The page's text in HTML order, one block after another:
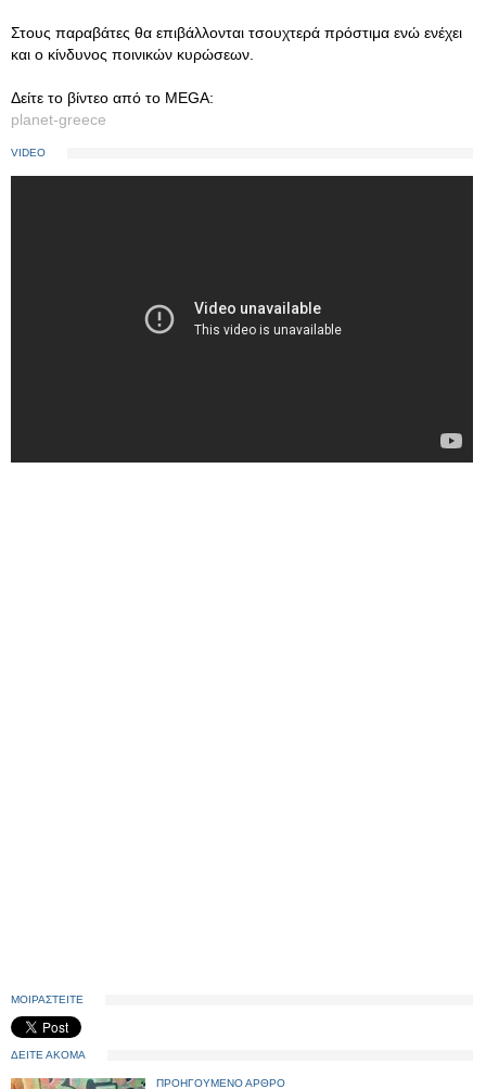
Στους παραβάτες θα επιβάλλονται τσουχτερά πρόστιμα ενώ ενέχει
και ο κίνδυνος ποινικών κυρώσεων.
Δείτε το βίντεο από το MEGA:
planet-greece
VIDEO
ΜΟΙΡΑΣΤΕΙΤΕ
ΔΕΙΤΕ ΑΚΟΜΑ
ΠΡΟΗΓΟΥΜΕΝΟ ΑΡΘΡΟ